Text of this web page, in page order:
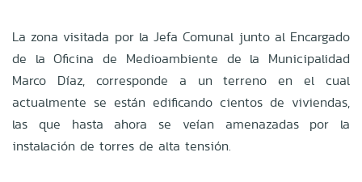
La zona visitada por la Jefa Comunal junto al Encargado
de la Oficina de Medioambiente de la Municipalidad
Marco Díaz, corresponde a un terreno en el cual
actualmente se están edificando cientos de viviendas,
las que hasta ahora se veían amenazadas por la
instalación de torres de alta tensión.